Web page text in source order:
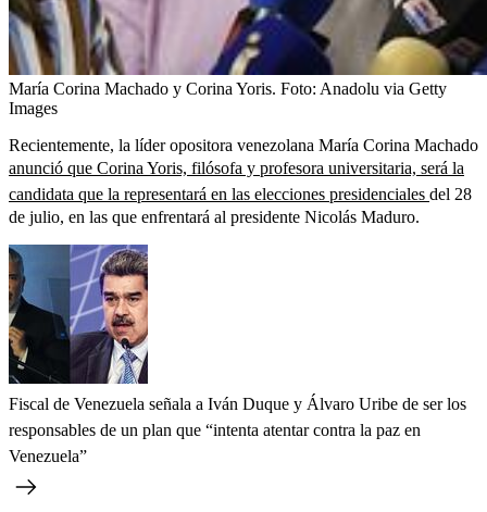
María Corina Machado y Corina Yoris. Foto: Anadolu via Getty
Images
Recientemente, la líder opositora venezolana María Corina Machado
anunció que Corina Yoris, filósofa y profesora universitaria, será la
candidata que la representará en las elecciones presidenciales del 28
de julio, en las que enfrentará al presidente Nicolás Maduro.
Fiscal de Venezuela señala a Iván Duque y Álvaro Uribe de ser los
responsables de un plan que “intenta atentar contra la paz en
Venezuela”